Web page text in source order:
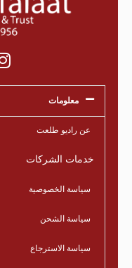
معلومات
عن راديو طلعت
خدمات الشركات
سياسة الخصوصية
سياسة الشحن
سياسة الاسترجاع